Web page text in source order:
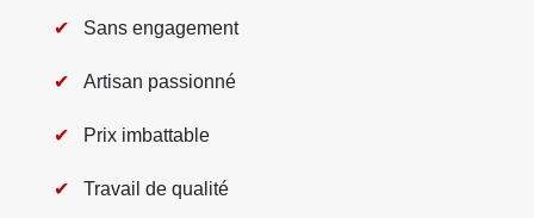
Sans engagement
Artisan passionné
Prix imbattable
Travail de qualité